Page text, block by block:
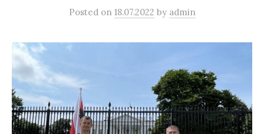
Posted on 18.07.2022 by admin